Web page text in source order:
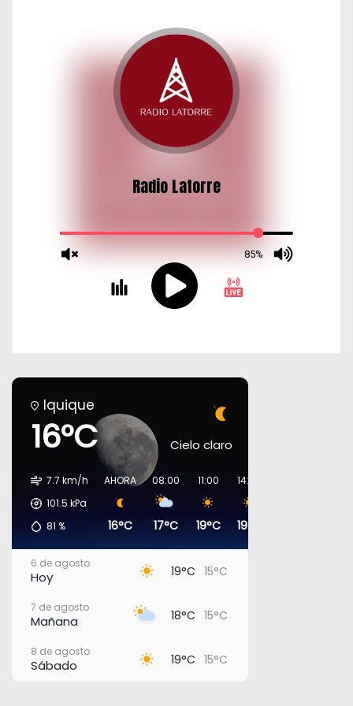
Iquique
16°C Cielo claro
7.7 km/h
101.5 kPa
81 %
AHORA
16°C
08:00
17°C
11:00
19°C
14:00
19°C
6 de agosto
Hoy 19°C 15°C
7 de agosto
Mañana 18°C 15°C
8 de agosto
Sábado 19°C 15°C